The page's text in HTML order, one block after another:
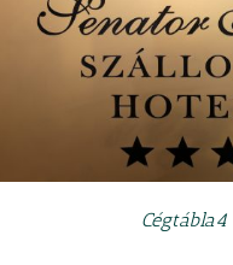
Cégtábla4